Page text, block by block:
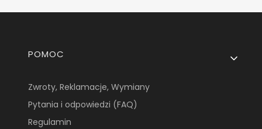
Linki w stopce
POMOC
Zwroty, Reklamacje, Wymiany
Pytania i odpowiedzi (FAQ)
Regulamin